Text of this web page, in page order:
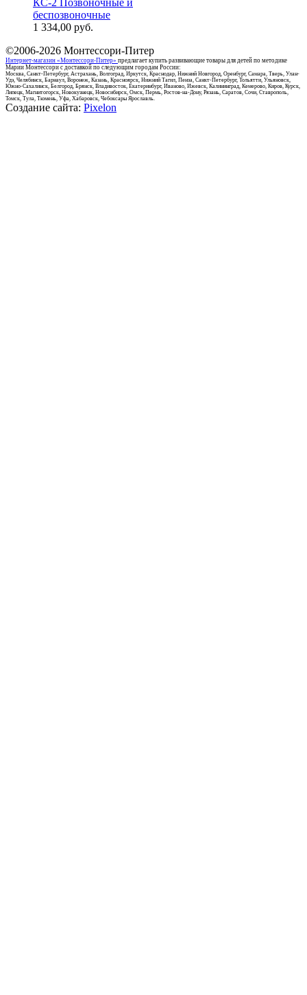
КС-2 Позвоночные и
беспозвоночные
1 334,00 руб.
©2006-2026 Монтессори-Питер
Интернет-магазин «Монтессори-Питер» предлагает купить развивающие товары для детей по методике
Марии Монтессори с доставкой по следующим городам России:
Москва, Санкт-Петербург, Астрахань, Волгоград, Иркутск, Краснодар, Нижний Новгород, Оренбург, Самара, Тверь, Улан-
Удэ, Челябинск, Барнаул, Воронеж, Казань, Красноярск, Нижний Тагил, Пенза, Санкт-Петербург, Тольятти, Ульяновск,
Южно-Сахалинск, Белгород, Брянск, Владивосток, Екатеринбург, Иваново, Ижевск, Калининград, Кемерово, Киров, Курск,
Липецк, Магнитогорск, Новокузнецк, Новосибирск, Омск, Пермь, Ростов-на-Дону, Рязань, Саратов, Сочи, Ставрополь,
Томск, Тула, Тюмень, Уфа, Хабаровск, Чебоксары Ярославль.
Создание сайта: Pixelon